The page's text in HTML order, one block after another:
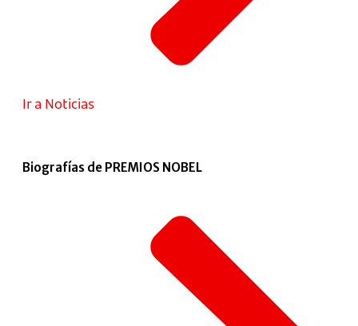
Ir a Noticias
Biografías de PREMIOS NOBEL